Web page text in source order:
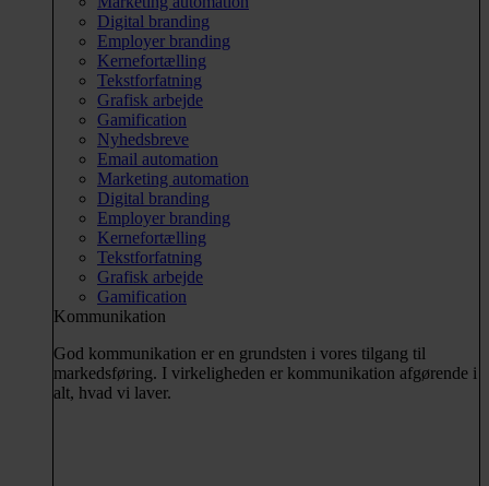
Digital branding
Employer branding
Kernefortælling
Tekstforfatning
Grafisk arbejde
Gamification
Nyhedsbreve
Email automation
Marketing automation
Digital branding
Employer branding
Kernefortælling
Tekstforfatning
Grafisk arbejde
Gamification
Kommunikation
God kommunikation er en grundsten i vores tilgang til
markedsføring. I virkeligheden er kommunikation afgørende i
alt, hvad vi laver.